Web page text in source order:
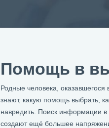
Помощь в
Родные человека, оказавшегося
знают, какую помощь выбрать,
навредить. Поиск информации в
создают ещё большее